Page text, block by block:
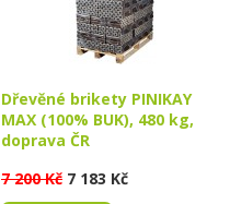
Dřevěné brikety PINIKAY
MAX (100% BUK), 480 kg,
doprava ČR
7 200 Kč 7 183 Kč